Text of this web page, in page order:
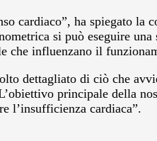
cardiaco”, ha spiegato la
si può eseguire una
che influenzano il
dettagliato di ciò che
principale della
l’insufficienza cardiaca”.